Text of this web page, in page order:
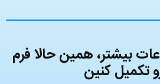
بیشتر، همین حالا فرم
تکمیل کنین